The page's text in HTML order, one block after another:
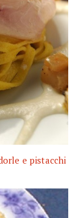
e pistacchi